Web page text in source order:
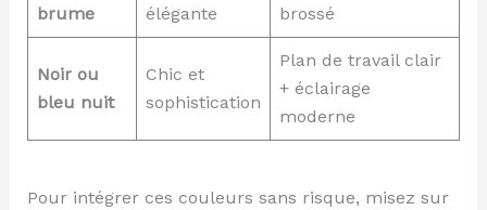
brume
élégante
brossé
Noir ou
bleu nuit
Chic et
sophistication
Plan de travail clair
+ éclairage
moderne
Pour intégrer ces couleurs sans risque, misez sur